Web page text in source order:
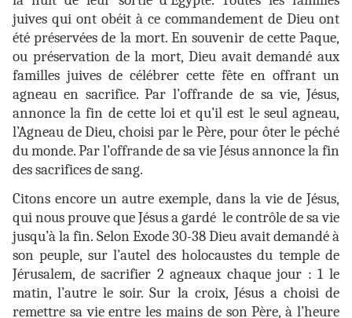
juives qui ont obéit à ce commandement de Dieu ont
été préservées de la mort. En souvenir de cette Paque,
ou préservation de la mort, Dieu avait demandé aux
familles juives de célébrer cette fête en offrant un
agneau en sacrifice. Par l’offrande de sa vie, Jésus,
annonce la fin de cette loi et qu’il est le seul agneau,
l’Agneau de Dieu, choisi par le Père, pour ôter le péché
du monde. Par l’offrande de sa vie Jésus annonce la fin
des sacrifices de sang.
Citons encore un autre exemple, dans la vie de Jésus,
qui nous prouve que Jésus a gardé le contrôle de sa vie
jusqu’à la fin. Selon Exode 30-38 Dieu avait demandé à
son peuple, sur l’autel des holocaustes du temple de
Jérusalem, de sacrifier 2 agneaux chaque jour : 1 le
matin, l’autre le soir. Sur la croix, Jésus a choisi de
remettre sa vie entre les mains de son Père, à l’heure